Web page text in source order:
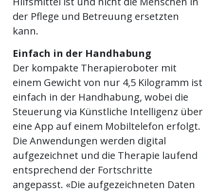
der Pflege und Betreuung ersetzten
kann.
Einfach in der Handhabung
Der kompakte Therapieroboter mit
einem Gewicht von nur 4,5 Kilogramm ist
einfach in der Handhabung, wobei die
Steuerung via Künstliche Intelligenz über
eine App auf einem Mobiltelefon erfolgt.
Die Anwendungen werden digital
aufgezeichnet und die Therapie laufend
entsprechend der Fortschritte
angepasst. «Die aufgezeichneten Daten